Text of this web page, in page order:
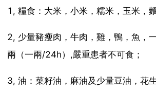
1, 糧食：大米，小米，糯米，玉米，
2, 少量豬瘦肉，牛肉，雞，鴨，魚，
兩（一兩/24h）,嚴重患者不可食；
3, 油：菜籽油，麻油及少量豆油，花